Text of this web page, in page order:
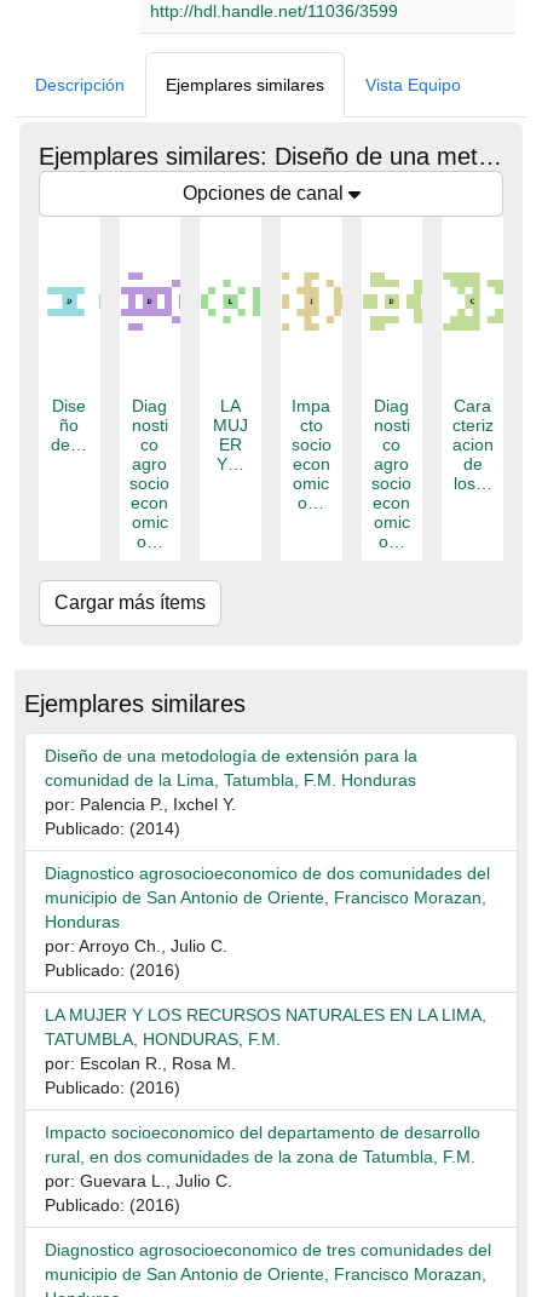
http://hdl.handle.net/11036/3599
Descripción Ejemplares similares Vista Equipo
Ejemplares similares: Diseño de una metodología de extensión para la comunidad de La Lima, Tatumbla Francisco Morazán, Honduras
Opciones de canal
Dise
ño
de…
Diag
nosti
co
agro
socio
econ
omic
o…
LA
MUJ
ER
Y…
Impa
cto
socio
econ
omic
o…
Diag
nosti
co
agro
socio
econ
omic
o…
Cara
cteriz
acion
de
los…
Cargar más ítems
Ejemplares similares
Diseño de una metodología de extensión para la
comunidad de la Lima, Tatumbla, F.M. Honduras
por: Palencia P., Ixchel Y.
Publicado: (2014)
Diagnostico agrosocioeconomico de dos comunidades del
municipio de San Antonio de Oriente, Francisco Morazan,
Honduras
por: Arroyo Ch., Julio C.
Publicado: (2016)
LA MUJER Y LOS RECURSOS NATURALES EN LA LIMA,
TATUMBLA, HONDURAS, F.M.
por: Escolan R., Rosa M.
Publicado: (2016)
Impacto socioeconomico del departamento de desarrollo
rural, en dos comunidades de la zona de Tatumbla, F.M.
por: Guevara L., Julio C.
Publicado: (2016)
Diagnostico agrosocioeconomico de tres comunidades del
municipio de San Antonio de Oriente, Francisco Morazan,